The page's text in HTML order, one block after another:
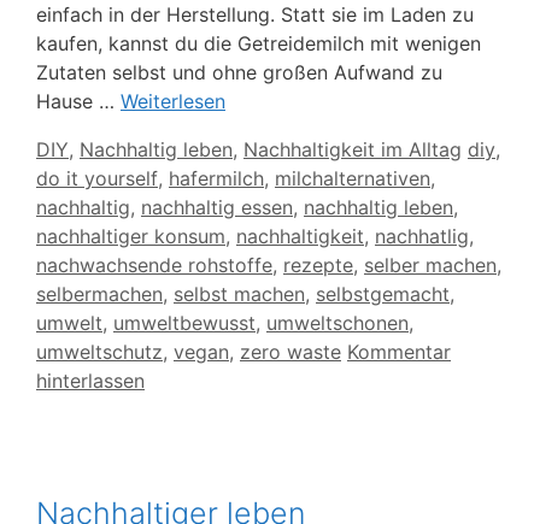
einfach in der Herstellung. Statt sie im Laden zu
kaufen, kannst du die Getreidemilch mit wenigen
Zutaten selbst und ohne großen Aufwand zu
Hause … Weiterlesen
Kategorien
DIY, Nachhaltig leben, Nachhaltigkeit im Alltag diy,
do it yourself, hafermilch, milchalternativen,
nachhaltig, nachhaltig essen, nachhaltig leben,
nachhaltiger konsum, nachhaltigkeit, nachhatlig,
nachwachsende rohstoffe, rezepte, selber machen,
selbermachen, selbst machen, selbstgemacht,
umwelt, umweltbewusst, umweltschonen,
umweltschutz, vegan, zero waste Kommentar
hinterlassen
Nachhaltiger leben